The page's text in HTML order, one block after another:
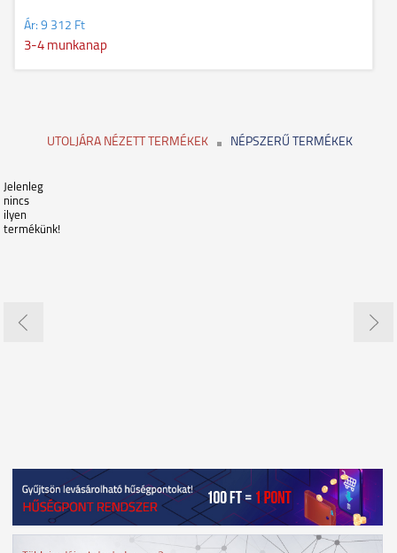
Ár:9 312 Ft
3-4 munkanap
UTOLJÁRA NÉZETT TERMÉKEK NÉPSZERŰ TERMÉKEK
Jelenleg
nincs
ilyen
termékünk!